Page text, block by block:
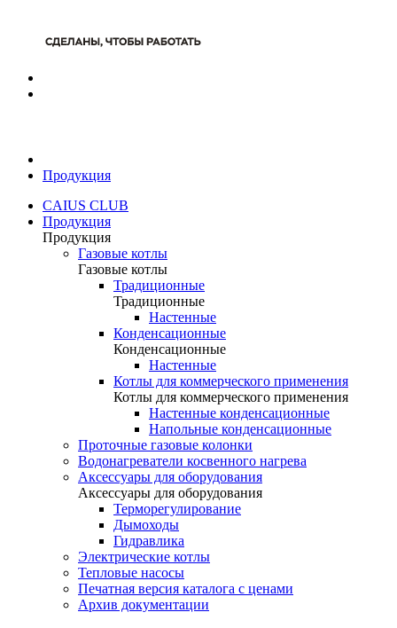
Продукция
CAIUS CLUB
Продукция
Продукция
Газовые котлы
Газовые котлы
Традиционные
Традиционные
Настенные
Конденсационные
Конденсационные
Настенные
Котлы для коммерческого применения
Котлы для коммерческого применения
Настенные конденсационные
Напольные конденсационные
Проточные газовые колонки
Водонагреватели косвенного нагрева
Аксессуары для оборудования
Аксессуары для оборудования
Терморегулирование
Дымоходы
Гидравлика
Электрические котлы
Тепловые насосы
Печатная версия каталога с ценами
Архив документации